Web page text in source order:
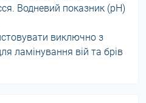
Водневий показник (pH)
виключно з
ламінування вій та брів